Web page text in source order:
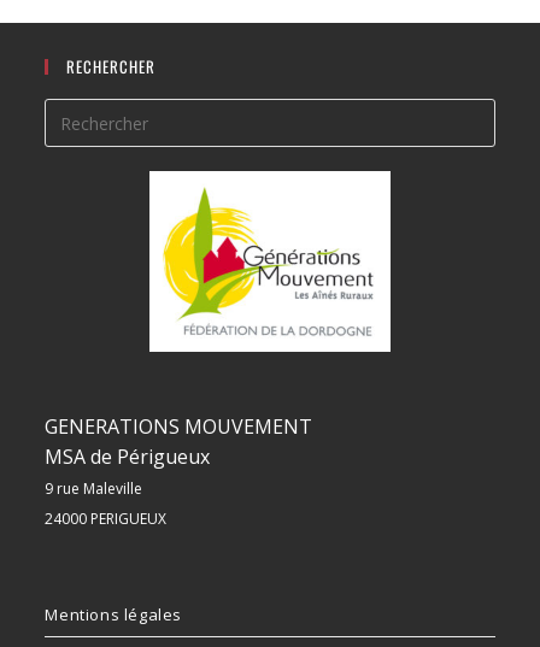
RECHERCHER
GENERATIONS MOUVEMENT
MSA de Périgueux
9 rue Maleville
24000 PERIGUEUX
Mentions légales